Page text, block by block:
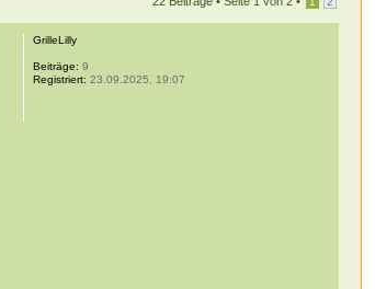
GrilleLilly
Beiträge: 9
Registriert: 23.09.2025, 19:07